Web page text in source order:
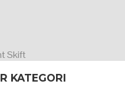
Skift
KATEGORI